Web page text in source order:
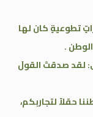
تطوعيةٍ كان لها
.
لقد صدقتَ القولَ
حقلاً لتجاربكم،